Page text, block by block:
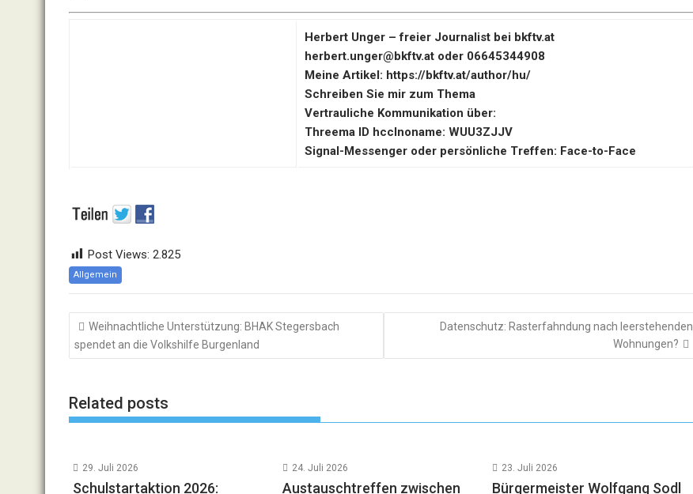
Herbert Unger – freier Journalist bei bkftv.at
herbert.unger@bkftv.at oder 06645344908
Meine Artikel: https://bkftv.at/author/hu/
Schreiben Sie mir zum Thema
Vertrauliche Kommunikation über:
Threema ID hcclnoname: WUU3ZJJV
Signal-Messenger oder persönliche Treffen: Face-to-Face
Post Views: 2.825
Allgemein
Beitragsnavigation
Weihnachtliche Unterstützung: BHAK Stegersbach
spendet an die Volkshilfe Burgenland
Datenschutz: Rasterfahndung nach leerstehenden
Wohnungen?
Related posts
29. Juli 2026
Schulstartaktion 2026:
24. Juli 2026
Austauschtreffen zwischen
23. Juli 2026
Bürgermeister Wolfgang Sodl